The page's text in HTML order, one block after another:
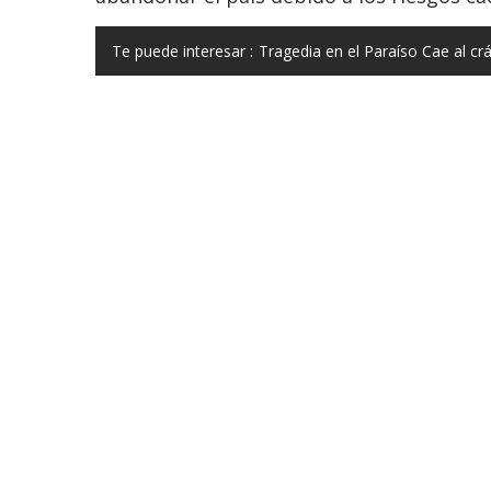
Te puede interesar : Tragedia en el Paraíso Cae al